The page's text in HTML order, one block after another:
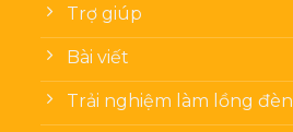
Trợ giúp
Bài viết
Trải nghiệm làm lồng đèn